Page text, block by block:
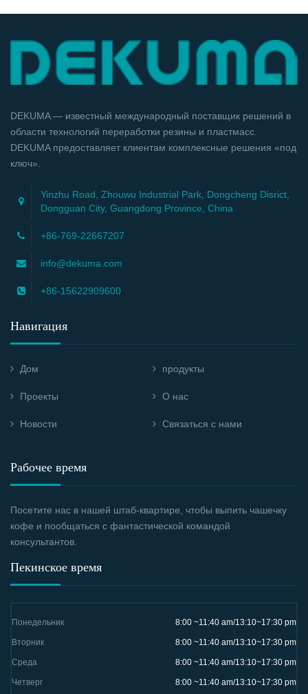
DEKUMA — известный международный поставщик решений в
области технологий переработки резины и пластмасс.
DEKUMA предоставляет клиентам комплексные решения «под
ключ».
Yinzhu Road, Zhouwu Industrial Park, Dongcheng Disrict,
Dongguan City, Guangdong Province, China
+86-769-22667207
info@dekuma.com
+86-15622909600
Навигация
Дом продукты
Проекты О нас
Новости Связаться с нами
Рабочее время
Посетите нас в нашей штаб-квартире, чтобы выпить чашечку
кофе и пообщаться с фантастической командой
консультантов.
Пекинское время
Понедельник 8:00 ~11:40 am/13:10~17:30 pm
Вторник 8:00 ~11:40 am/13:10~17:30 pm
Среда 8:00 ~11:40 am/13:10~17:30 pm
Четверг 8:00 ~11:40 am/13:10~17:30 pm